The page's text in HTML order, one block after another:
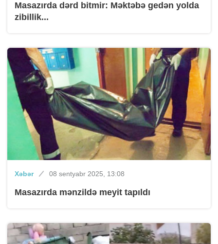
Masazırda dərd bitmir: Məktəbə gedən yolda
zibillik...
Xəbər 08 sentyabr 2025, 13:08
Masazırda mənzildə meyit tapıldı